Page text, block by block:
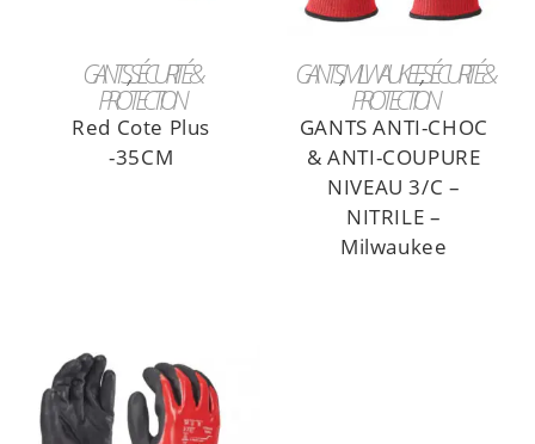
LIRE LA SUITE
GANTS,SÉCURITÉ &
PROTECTION
Red Cote Plus
-35CM
LIRE LA SUITE
GANTS,MILWAUKEE,SÉCURITÉ &
PROTECTION
GANTS ANTI-CHOC
& ANTI-COUPURE
NIVEAU 3/C –
NITRILE –
Milwaukee